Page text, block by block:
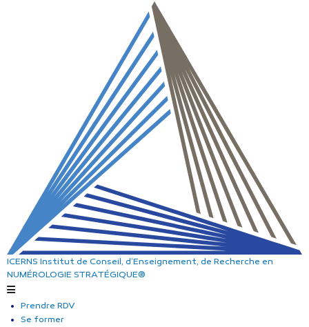
ICERNS Institut de Conseil, d’Enseignement, de Recherche en
NUMÉROLOGIE STRATÉGIQUE®
Prendre RDV
Se former